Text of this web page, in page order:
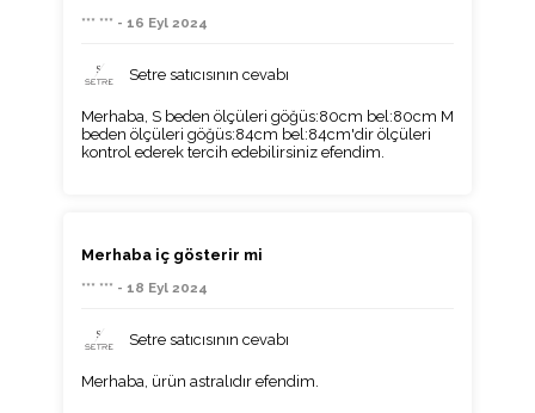
*** *** - 16 Eyl 2024
Setre satıcısının cevabı
Merhaba, S beden ölçüleri göğüs:80cm bel:80cm M
beden ölçüleri göğüs:84cm bel:84cm'dir ölçüleri
kontrol ederek tercih edebilirsiniz efendim.
Merhaba iç gösterir mi
*** *** - 18 Eyl 2024
Setre satıcısının cevabı
Merhaba, ürün astralıdır efendim.